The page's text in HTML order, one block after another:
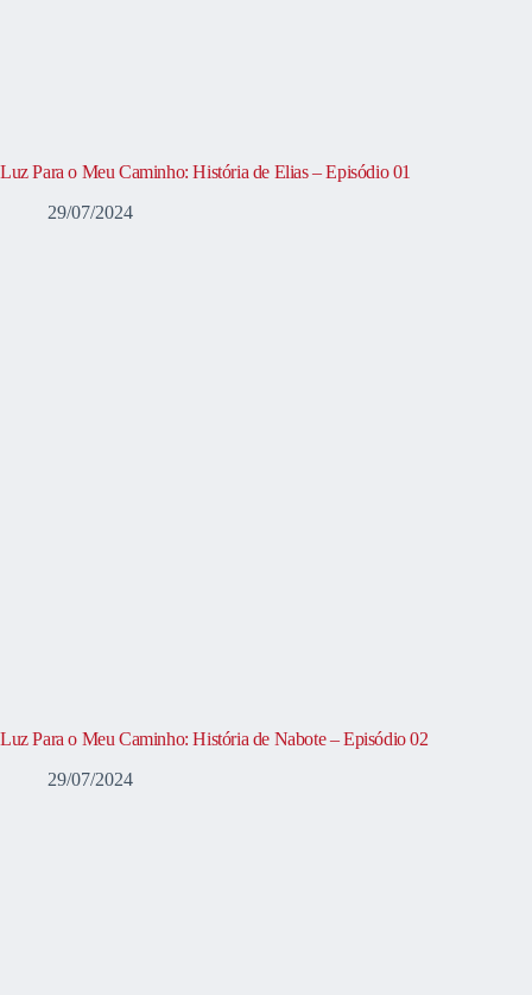
Luz Para o Meu Caminho: História de Elias – Episódio 01
29/07/2024
Luz Para o Meu Caminho: História de Nabote – Episódio 02
29/07/2024